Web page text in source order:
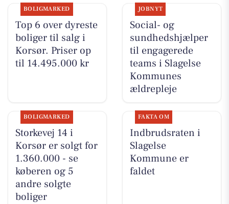
BOLIGMARKED
Top 6 over dyreste
boliger til salg i
Korsør. Priser op
til 14.495.000 kr
JOBNYT
Social- og
sundhedshjælper
til engagerede
teams i Slagelse
Kommunes
ældrepleje
BOLIGMARKED
Storkevej 14 i
Korsør er solgt for
1.360.000 - se
køberen og 5
andre solgte
boliger
FAKTA OM
Indbrudsraten i
Slagelse
Kommune er
faldet